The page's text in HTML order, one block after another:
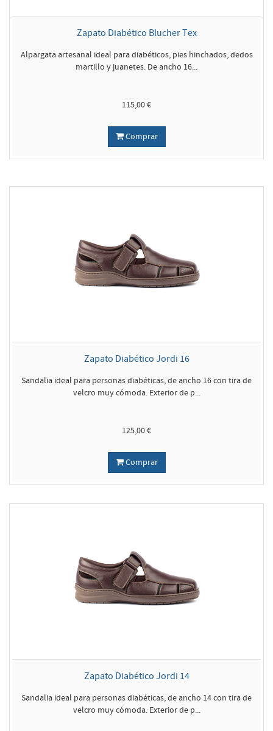
Zapato Diabético Blucher Tex
Alpargata artesanal ideal para diabéticos, pies hinchados, dedos
martillo y juanetes. De ancho 16...
115,00 €
Comprar
Zapato Diabético Jordi 16
Sandalia ideal para personas diabéticas, de ancho 16 con tira de
velcro muy cómoda. Exterior de p...
125,00 €
Comprar
Zapato Diabético Jordi 14
Sandalia ideal para personas diabéticas, de ancho 14 con tira de
velcro muy cómoda. Exterior de p...